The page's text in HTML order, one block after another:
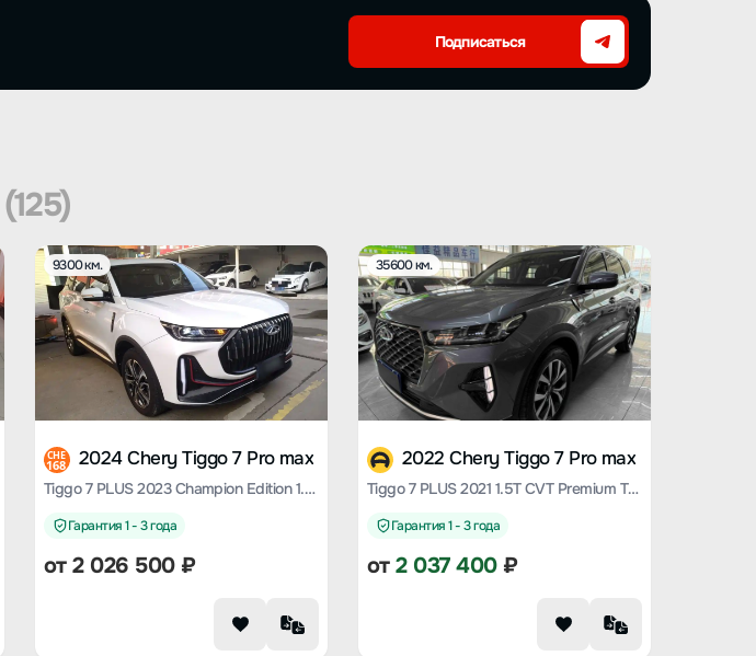
Подписаться
(125)
9300 км.
CHE
168 2024 Chery Tiggo 7 Pro max
Tiggo 7 PLUS 2023 Champion Edition 1.5 TCI CVT Extraordinary Edition
Гарантия 1 - 3 года
от2 026 500₽
35600 км.
2022 Chery Tiggo 7 Pro max
Tiggo 7 PLUS 2021 1.5T CVT Premium Type
Гарантия 1 - 3 года
от2 037 400₽